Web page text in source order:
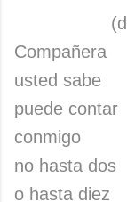
Compañera
usted sabe
puede contar
conmigo
no hasta dos
o hasta diez